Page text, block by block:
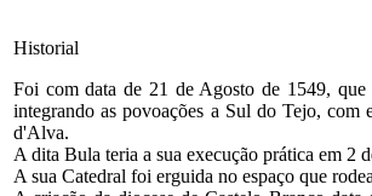
Historial
Foi com data de 21 de Agosto de 1549,
integrando as povoações a Sul do Tejo,
d'Alva.
A dita Bula teria a sua execução prática em 2
A sua Catedral foi erguida no espaço que